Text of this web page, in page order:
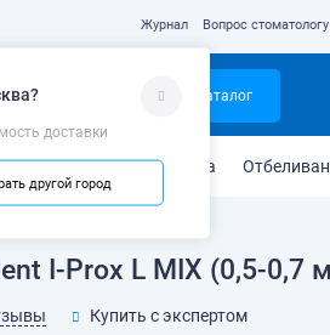
?
доставки
другой город
Журнал Вопрос стоматологу
Каталог
Защита от кариеса
I-Prox L MIX (0,5-0,7
Купить с экспертом